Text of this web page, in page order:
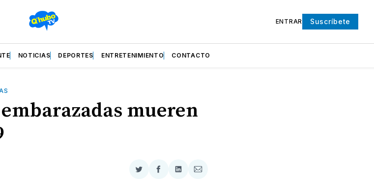
ENTRAR Suscríbete
NOTICIAS DEPORTES ENTRETENIMIENTO CONTACTO
mueren
CompartirCompartir
CompartirCompartir